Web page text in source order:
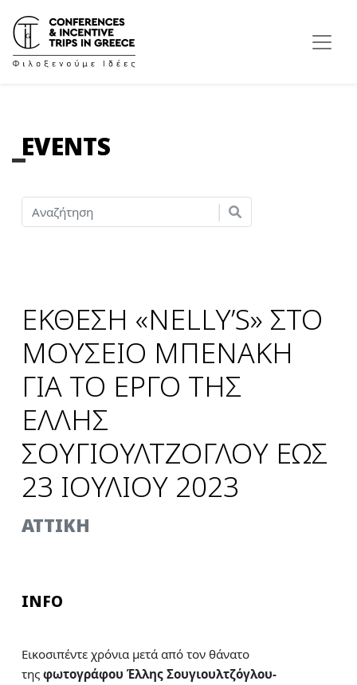
EVENTS
ΕΚΘΕΣΗ «NELLY’S» ΣΤΟ
ΜΟΥΣΕΙΟ ΜΠΕΝΑΚΗ
ΓΙΑ ΤΟ ΕΡΓΟ ΤΗΣ
ΕΛΛΗΣ
ΣΟΥΓΙΟΥΛΤΖΟΓΛΟΥ ΕΩΣ
23 ΙΟΥΛΙΟΥ 2023
ATTIKH
INFO
Εικοσιπέντε χρόνια μετά από τον θάνατο
τηςφωτογράφου Έλλης Σουγιουλτζόγλου-